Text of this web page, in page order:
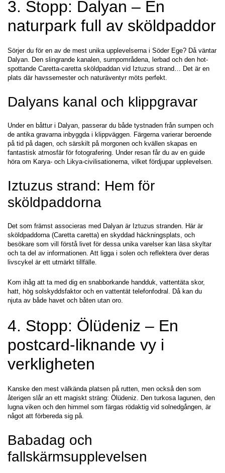
3. Stopp: Dalyan – En
naturpark full av sköldpaddor
Sörjer du för en av de mest unika upplevelserna i Söder Ege? Då väntar
Dalyan. Den slingrande kanalen, sumpområdena, lerbad och den hot-
spottande Caretta-caretta sköldpaddan vid Iztuzus strand… Det är en
plats där havssemester och naturäventyr möts perfekt.
Dalyans kanal och klippgravar
Under en båttur i Dalyan, passerar du både tystnaden från sumpen och
de antika gravarna inbyggda i klippväggen. Färgerna varierar beroende
på tid på dagen, och särskilt på morgonen och kvällen skapas en
fantastisk atmosfär för fotografering. Under resan får du av en guide
höra om Karya- och Likya-civilisationerna, vilket fördjupar upplevelsen.
Iztuzus strand: Hem för
sköldpaddorna
Det som främst associeras med Dalyan är Iztuzus stranden. Här är
sköldpaddorna (Caretta caretta) en skyddad häckningsplats, och
besökare som vill förstå livet för dessa unika varelser kan läsa skyltar
och ta del av informationen. Att ligga i solen och reflektera över deras
livscykel är ett utmärkt tillfälle.
Kom ihåg att ta med dig en snabborkande handduk, vattentäta skor,
hatt, hög solskyddsfaktor och en vattentät telefonfodral. Då kan du
njuta av både havet och båten utan oro.
4. Stopp: Ölüdeniz – En
postcard-liknande vy i
verkligheten
Kanske den mest välkända platsen på rutten, men också den som
återigen slår an ett magiskt sträng: Ölüdeniz. Den turkosa lagunen, den
lugna viken och den himmel som färgas rödaktig vid solnedgången, är
något att förbereda sig på.
Babadag och
fallskärmsupplevelsen